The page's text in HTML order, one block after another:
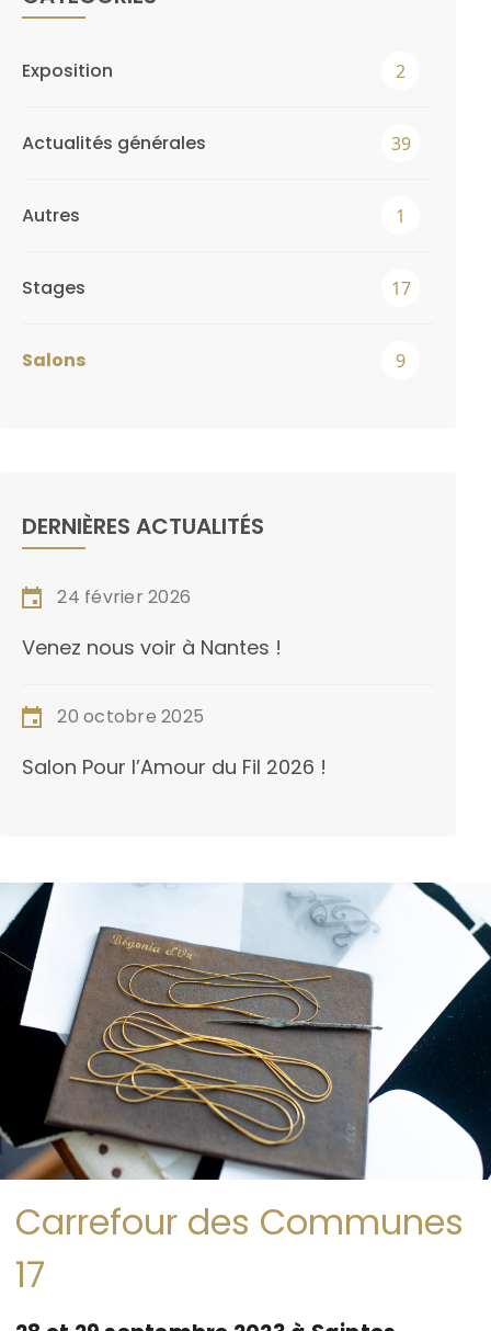
Exposition 2
Actualités générales 39
Autres 1
Stages 17
Salons 9
DERNIÈRES ACTUALITÉS
24 février 2026
Venez nous voir à Nantes !
20 octobre 2025
Salon Pour l’Amour du Fil 2026 !
Carrefour des Communes
17